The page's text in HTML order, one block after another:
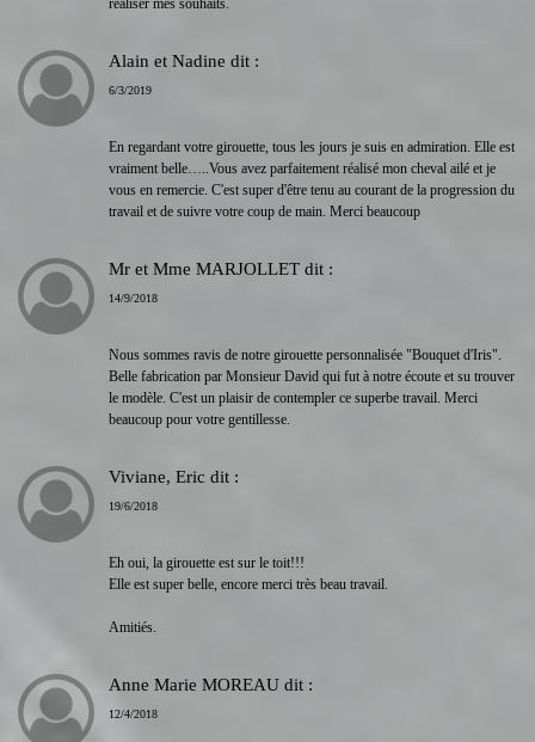
Alain et Nadine dit :
6/3/2019
En regardant votre girouette, tous les jours je suis en admiration. Elle est
vraiment belle…..Vous avez parfaitement réalisé mon cheval ailé et je
vous en remercie. C'est super d'être tenu au courant de la progression du
travail et de suivre votre coup de main. Merci beaucoup
Mr et Mme MARJOLLET dit :
14/9/2018
Nous sommes ravis de notre girouette personnalisée "Bouquet d'Iris".
Belle fabrication par Monsieur David qui fut à notre écoute et su trouver
le modèle. C'est un plaisir de contempler ce superbe travail. Merci
beaucoup pour votre gentillesse.
Viviane, Eric dit :
19/6/2018
Eh oui, la girouette est sur le toit!!!
Elle est super belle, encore merci très beau travail.
Amitiés.
Anne Marie MOREAU dit :
12/4/2018